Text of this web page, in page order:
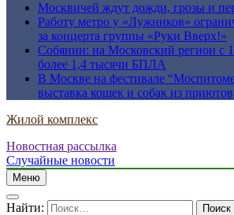
Москвичей ждут дожди, грозы и
Работу метро у «Лужников»
за концерта группы «Руки Вверх!»
Собянин: на Московский регион с
более 1,4 тысячи БПЛА
В Москве на фестивале
выставка кошек и собак из приютов
Жилой комплекс
Новостная рассылка
Случайные новости
Меню
Найти: